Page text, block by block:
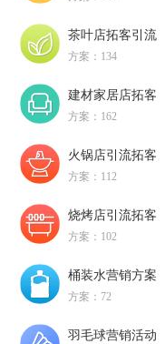
茶叶店拓客引流
方案：134
建材家居店拓客
方案：162
火锅店引流拓客
方案：112
烧烤店引流拓客
方案：102
桶装水营销方案
方案：72
羽毛球营销活动